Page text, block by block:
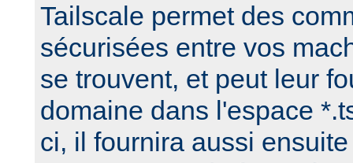
Tailscale permet des
sécurisées entre vos
se trouvent, et peut leur
domaine dans l'espace
ci, il fournira aussi